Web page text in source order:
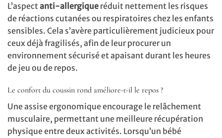
L’aspect anti-allergique réduit nettement les risques
de réactions cutanées ou respiratoires chez les enfants
sensibles. Cela s’avère particulièrement judicieux pour
ceux déjà fragilisés, afin de leur procurer un
environnement sécurisé et apaisant durant les heures
de jeu ou de repos.
Le confort du coussin rond améliore-t-il le repos ?
Une assise ergonomique encourage le relâchement
musculaire, permettant une meilleure récupération
physique entre deux activités. Lorsqu’un bébé